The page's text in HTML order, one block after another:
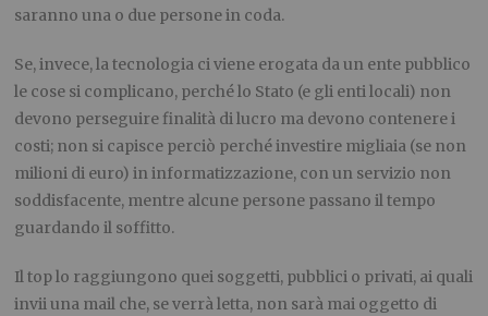
saranno una o due persone in coda.
Se, invece, la tecnologia ci viene erogata da un ente pubblico
le cose si complicano, perché lo Stato (e gli enti locali) non
devono perseguire finalità di lucro ma devono contenere i
costi; non si capisce perciò perché investire migliaia (se non
milioni di euro) in informatizzazione, con un servizio non
soddisfacente, mentre alcune persone passano il tempo
guardando il soffitto.
Il top lo raggiungono quei soggetti, pubblici o privati, ai quali
invii una mail che, se verrà letta, non sarà mai oggetto di